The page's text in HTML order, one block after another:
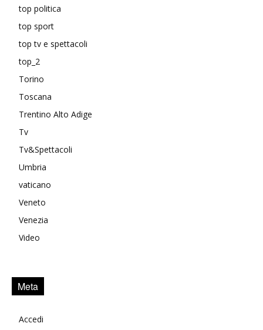
top politica
top sport
top tv e spettacoli
top_2
Torino
Toscana
Trentino Alto Adige
Tv
Tv&Spettacoli
Umbria
vaticano
Veneto
Venezia
Video
Meta
Accedi